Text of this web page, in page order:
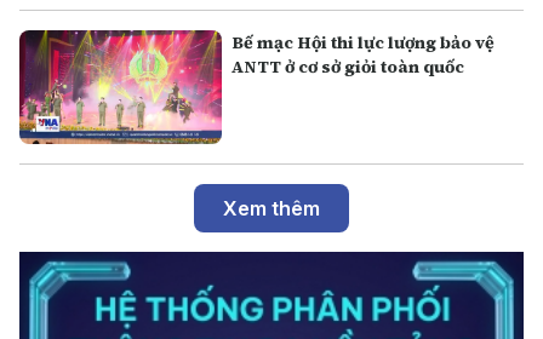
Bế mạc Hội thi lực lượng bảo vệ
ANTT ở cơ sở giỏi toàn quốc
Xem thêm